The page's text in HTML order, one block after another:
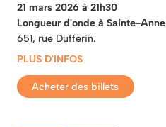
21 mars 2026 à 21h30
Longueur d'onde à Sainte-Anne
651, rue Dufferin.
PLUS D'INFOS
Acheter des billets